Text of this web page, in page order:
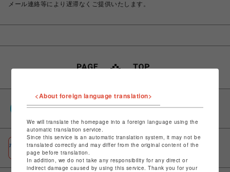
メール連絡等により遅滞なくご提供いたします。
PARCOポイント
ポケパル払い
初回登録＆お買物で最大1,500円分のPARCOポイント進呈
<About foreign language translation>
We will translate the homepage into a foreign language using the
automatic translation service.
Since this service is an automatic translation system, it may not be
translated correctly and may differ from the original content of the
page before translation.
In addition, we do not take any responsibility for any direct or
indirect damage caused by using this service. Thank you for your